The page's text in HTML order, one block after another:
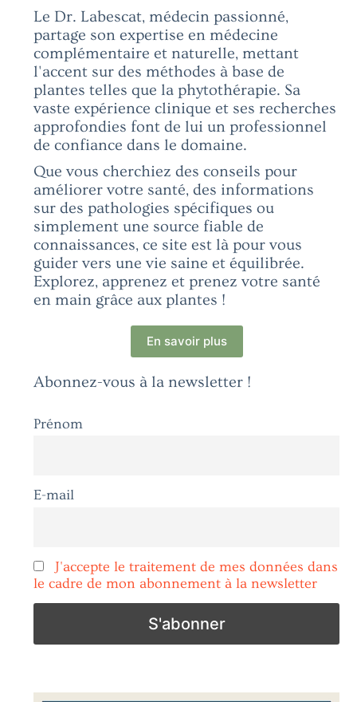
Le Dr. Labescat, médecin passionné,
partage son expertise en médecine
complémentaire et naturelle, mettant
l'accent sur des méthodes à base de
plantes telles que la phytothérapie. Sa
vaste expérience clinique et ses recherches
approfondies font de lui un professionnel
de confiance dans le domaine.
Que vous cherchiez des conseils pour
améliorer votre santé, des informations
sur des pathologies spécifiques ou
simplement une source fiable de
connaissances, ce site est là pour vous
guider vers une vie saine et équilibrée.
Explorez, apprenez et prenez votre santé
en main grâce aux plantes !
En savoir plus
Abonnez-vous à la newsletter !
Prénom
E-mail
J'accepte le traitement de mes données dans
le cadre de mon abonnement à la newsletter